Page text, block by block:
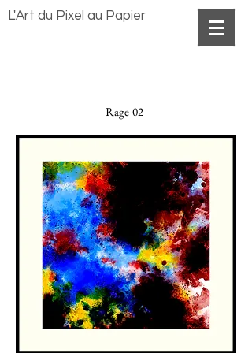
Benoît MORLAND
L'Art du Pixel au Papier
Rage 02